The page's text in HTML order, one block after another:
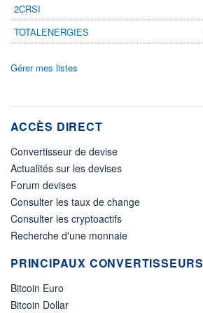
2CRSI
TOTALENERGIES
Gérer mes listes
ACCÈS DIRECT
Convertisseur de devise
Actualités sur les devises
Forum devises
Consulter les taux de change
Consulter les cryptoactifs
Recherche d'une monnaie
PRINCIPAUX CONVERTISSEURS
Bitcoin Euro
Bitcoin Dollar